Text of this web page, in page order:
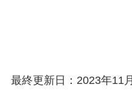
最終更新日：2023年11